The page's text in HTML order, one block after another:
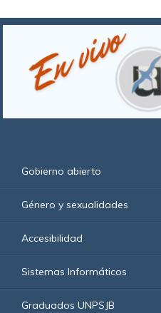
Gobierno abierto
Género y sexualidades
Accesibilidad
Sistemas Informáticos
Graduados UNPSJB